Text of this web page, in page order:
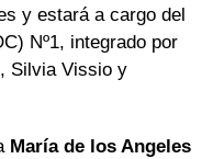
y estará a cargo del
Nº1, integrado por
Silvia Vissio y
María de los Angeles